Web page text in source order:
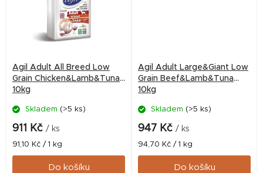
Agil Adult All Breed Low
Grain Chicken&Lamb&Tuna
10kg
Skladem (>5 ks)
911 Kč / ks
Měrná
cena:
91,10 Kč / 1 kg
Do košíku
Agil Adult Large&Giant Low
Grain Beef&Lamb&Tuna
10kg
Skladem (>5 ks)
947 Kč / ks
Měrná
cena:
94,70 Kč / 1 kg
Do košíku